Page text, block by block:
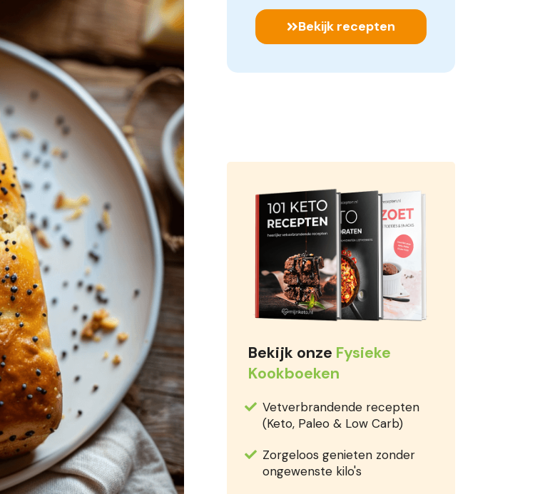
Bekijk recepten
Bekijk onze Fysieke
Kookboeken
Vetverbrandende recepten
(Keto, Paleo & Low Carb)
Zorgeloos genieten zonder
ongewenste kilo's